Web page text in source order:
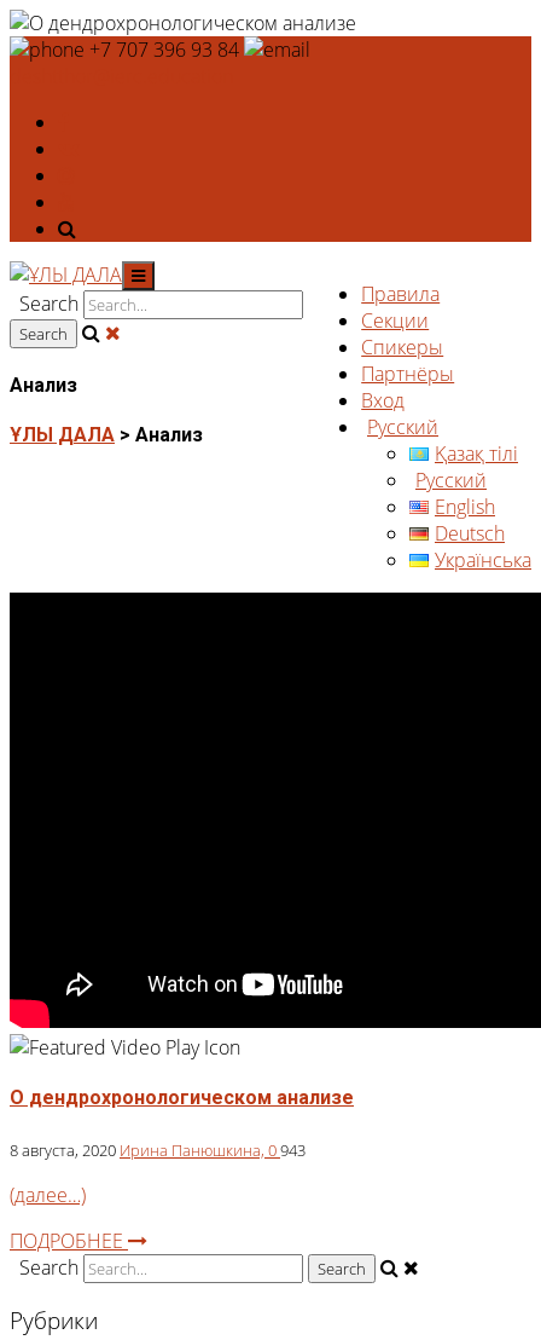
+7 707 396 93 84
Правила
Секции
Спикеры
Партнёры
Вход
Русский
Қазақ тілі
Русский
English
Deutsch
Українська
Search
Анализ
ҰЛЫ ДАЛА > Анализ
О дендрохронологическом анализе
8 августа, 2020 Ирина Панюшкина, 0943
(далее…)
ПОДРОБНЕЕ
Search
Рубрики